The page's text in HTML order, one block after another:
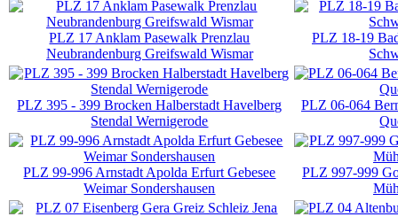
PLZ 17 Anklam Pasewalk Prenzlau
Neubrandenburg Greifswald Wismar
PLZ 18-19
PLZ 395 - 399 Brocken Halberstadt Havelberg
Stendal Wernigerode
PLZ 06-064
PLZ 99-996 Arnstadt Apolda Erfurt Gebesee
Weimar Sondershausen
PLZ 997-999